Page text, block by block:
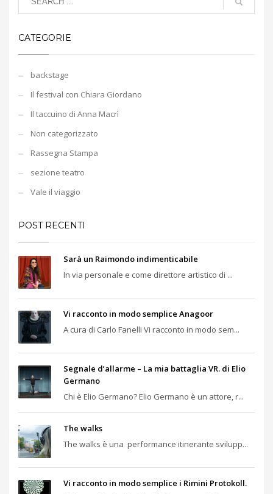
CATEGORIE
backstage
Il festival con Chiara Giordano
Il taccuino di Anna Macrì
Non categorizzato
Rassegna Stampa
sezione teatro
Vale il viaggio
POST RECENTI
Sarà un Raimondo indimenticabile
In via personale e come direttore artistico di ...
Vi racconto in modo semplice Anagoor
A cura di Carlo Fanelli Vi racconto in modo sem...
Segnale d’allarme – La mia battaglia VR. di Elio
Germano
Chi è Elio Germano? Elio Germano è un attore, r...
The walks
The walks è una performance itinerante svilupp...
Vi racconto in modo semplice i Rimini Protokoll.